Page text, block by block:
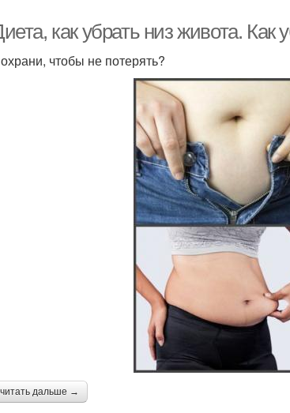
как убрать низ живота.
чтобы не потерять?
читать дальше →